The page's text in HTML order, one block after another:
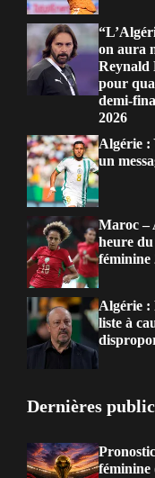
on aura
Reynald
pour
demi-
2026
Algérie :
un
Maroc –
heure
féminine
Algérie :
liste à
Dernières
féminine